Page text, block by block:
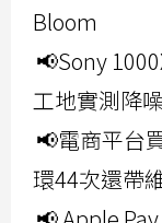
Bloom
📢Sony
工地實測降
📢電商平台
環44次還帶